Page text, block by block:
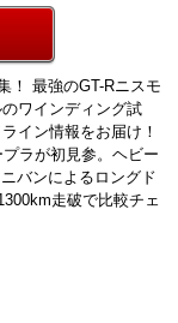
！ 最強のGT-Rニスモ
ワインディング試
イン情報をお届け！
ラが初見参。ヘビー
バンによるロングド
走破で比較チェ